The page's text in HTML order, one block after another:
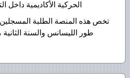
الحركية الأكاديمية داخل
تخص هذه المنصة الطلبة
طور الليسانس والسنة